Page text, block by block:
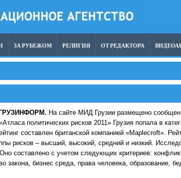
ЗА РУБЕЖОМ РЕЛИГИЯ ОТ РЕДАКТОРА
ГРУЗИНФОРМ. На сайте МИД Грузии размещено
политических рисков 2011» Грузия попала в
составлен британской компанией «Maplecroft».
рисков – высший, высокий, средний и низкий.
составлено с учетом следующих критериев:
закона, бизнес среда, права человека, образование,